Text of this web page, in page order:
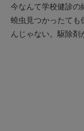
今なんて学校健診の
蟯虫見つかったても
んじゃない。駆除剤